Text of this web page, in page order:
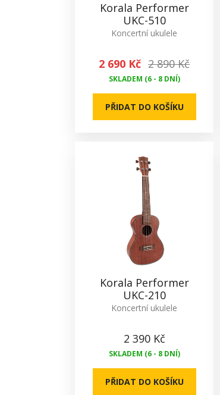
Korala Performer
UKC-510
Koncertní ukulele
2 690 Kč 2 890 Kč
SKLADEM (6 - 8 DNÍ)
PŘIDAT DO KOŠÍKU
Korala Performer
UKC-210
Koncertní ukulele
2 390 Kč
SKLADEM (6 - 8 DNÍ)
PŘIDAT DO KOŠÍKU